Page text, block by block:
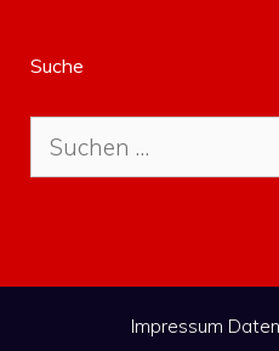
Suche
Suche
nach:
Impressum